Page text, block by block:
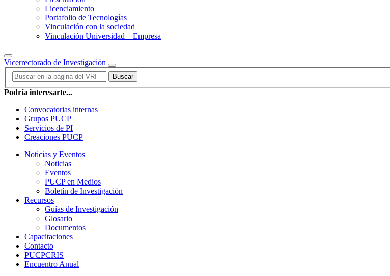
Licenciamiento
Portafolio de Tecnologías
Vinculación con la sociedad
Vinculación Universidad – Empresa
Vicerrectorado de Investigación
Buscar
Podría interesarte...
Convocatorias internas
Grupos PUCP
Servicios de PI
Creaciones PUCP
Noticias y Eventos
Noticias
Eventos
PUCP en Medios
Boletín de Investigación
Recursos
Guías de Investigación
Glosario
Documentos
Capacitaciones
Contacto
PUCPCRIS
Encuentro Anual